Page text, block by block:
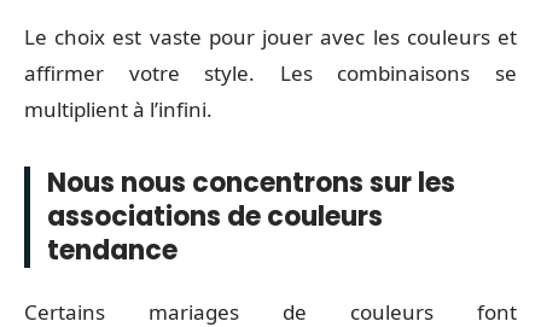
Le choix est vaste pour jouer avec les couleurs et
affirmer votre style. Les combinaisons se
multiplient à l’infini.
Nous nous concentrons sur les
associations de couleurs
tendance
Certains mariages de couleurs font